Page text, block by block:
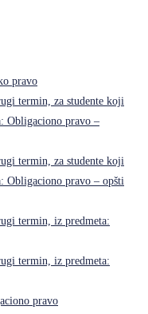
pravo
termin, za studente koji
Obligaciono pravo –
termin, za studente koji
Obligaciono pravo – opšti
termin, iz predmeta:
termin, iz predmeta:
pravo